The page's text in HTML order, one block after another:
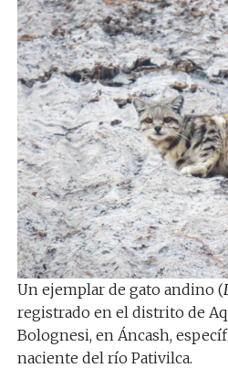
Un ejemplar de gato andino (
registrado en el distrito de
Bolognesi, en Áncash,
naciente del río Pativilca.